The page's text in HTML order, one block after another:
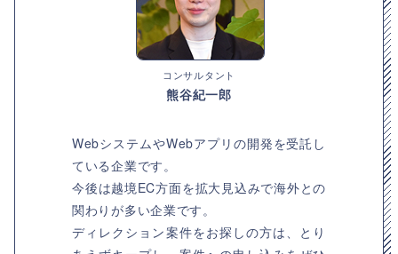
コンサルタント
熊谷紀一郎
WebシステムやWebアプリの開発を受託し
ている企業です。
今後は越境EC方面を拡大見込みで海外との
関わりが多い企業です。
ディレクション案件をお探しの方は、とり